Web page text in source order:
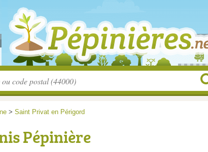
> Saint Privat en Périgord
Pépinière